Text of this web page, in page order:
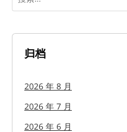
归档
2026 年 8 月
2026 年 7 月
2026 年 6 月